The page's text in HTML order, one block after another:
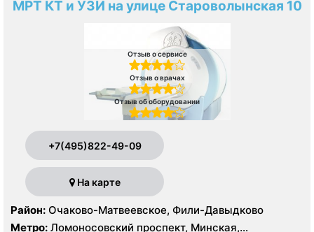
МРТ КТ и УЗИ на улице Староволынская 10
Отзыв о сервисе
Отзыв о врачах
Отзыв об оборудовании
+7(495)822-49-09
На карте
Район: Очаково-Матвеевское, Фили-Давыдково
Метро: Ломоносовский проспект, Минская,